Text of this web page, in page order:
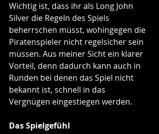
Wichtig ist, dass ihr als Long John
Silver die Regeln des Spiels
beherrschen müsst, wohingegen die
Piratenspieler nicht regelsicher sein
müssen. Aus meiner Sicht ein klarer
Vorteil, denn dadurch kann auch in
Runden bei denen das Spiel nicht
bekannt ist, schnell in das
Vergnügen eingestiegen werden.
Das Spielgefühl